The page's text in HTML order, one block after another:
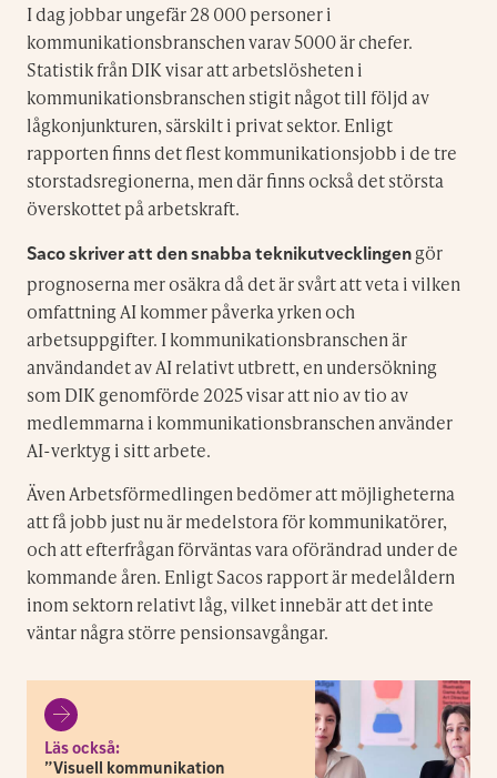
I dag jobbar ungefär 28 000 personer i
kommunikationsbranschen varav 5000 är chefer.
Statistik från DIK visar att arbetslösheten i
kommunikationsbranschen stigit något till följd av
lågkonjunkturen, särskilt i privat sektor. Enligt
rapporten finns det flest kommunikationsjobb i de tre
storstadsregionerna, men där finns också det största
överskottet på arbetskraft.
Saco skriver att den snabba teknikutvecklingen gör
prognoserna mer osäkra då det är svårt att veta i vilken
omfattning AI kommer påverka yrken och
arbetsuppgifter. I kommunikationsbranschen är
användandet av AI relativt utbrett, en undersökning
som DIK genomförde 2025 visar att nio av tio av
medlemmarna i kommunikationsbranschen använder
AI-verktyg i sitt arbete.
Även Arbetsförmedlingen bedömer att möjligheterna
att få jobb just nu är medelstora för kommunikatörer,
och att efterfrågan förväntas vara oförändrad under de
kommande åren. Enligt Sacos rapport är medelåldern
inom sektorn relativt låg, vilket innebär att det inte
väntar några större pensionsavgångar.
Läs också:
”Visuell kommunikation